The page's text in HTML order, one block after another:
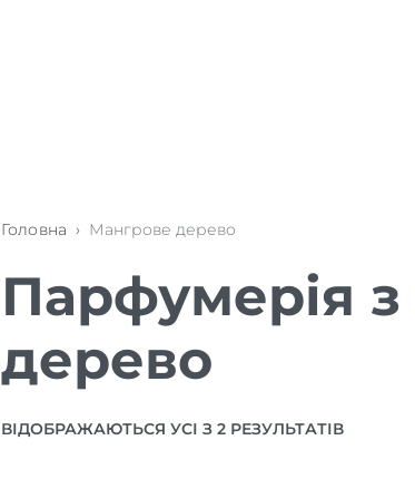
Головна › Мангрове дерево
Парфумерія
дерево
ВІДОБРАЖАЮТЬСЯ УСІ З 2 РЕЗУЛЬТАТІВ